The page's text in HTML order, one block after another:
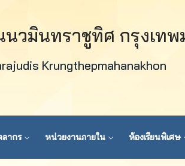
นวมินทราชูทิศ กรุงเท
Krungthepmahanakhon
ากร หน่วยงานภายใน ห้องเรียนพิเศษ